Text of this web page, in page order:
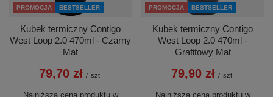
PROMOCJA BESTSELLER
Kubek termiczny Contigo
West Loop 2.0 470ml - Czarny
Mat
79,70 zł / szt.
Najniższa cena produktu w
PROMOCJA BESTSELLER
Kubek termiczny Contigo
West Loop 2.0 470ml -
Grafitowy Mat
79,90 zł / szt.
Najniższa cena produktu w